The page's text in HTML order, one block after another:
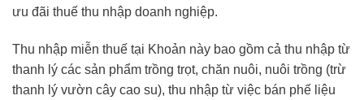
ưu đãi thuế thu nhập doanh nghiệp.
Thu nhập miễn thuế tại Khoản này bao gồm cả thu nhập từ
thanh lý các sản phẩm trồng trọt, chăn nuôi, nuôi trồng (trừ
thanh lý vườn cây cao su), thu nhập từ việc bán phế liệu